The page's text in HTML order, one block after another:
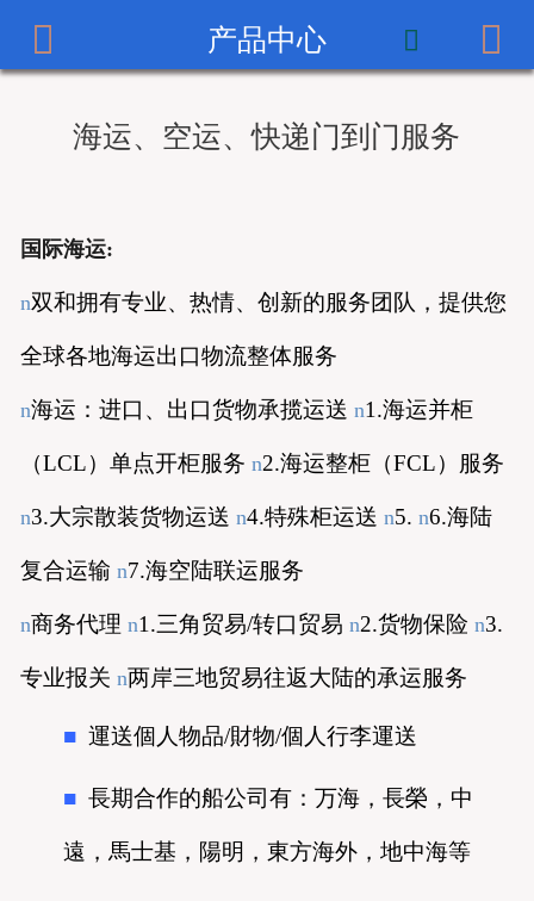
首页
产品中心
联系我们
 产品中心  
海运、空运、快递门到门服务
国际海运:
n双和拥有专业、热情、创新的服务团队，提供您
全球各地海运出口物流整体服务
n海运：进口、出口货物承揽运送 n1.海运并柜
（LCL）单点开柜服务 n2.海运整柜（FCL）服务
n3.大宗散装货物运送 n4.特殊柜运送 n5. n6.海陆
复合运输 n7.海空陆联运服务
n商务代理 n1.三角贸易/转口贸易 n2.货物保险 n3.
专业报关 n两岸三地贸易往返大陆的承运服务
■運送個人物品/財物/個人行李運送
■長期合作的船公司有：万海，長榮，中
遠，馬士基，陽明，東方海外，地中海等